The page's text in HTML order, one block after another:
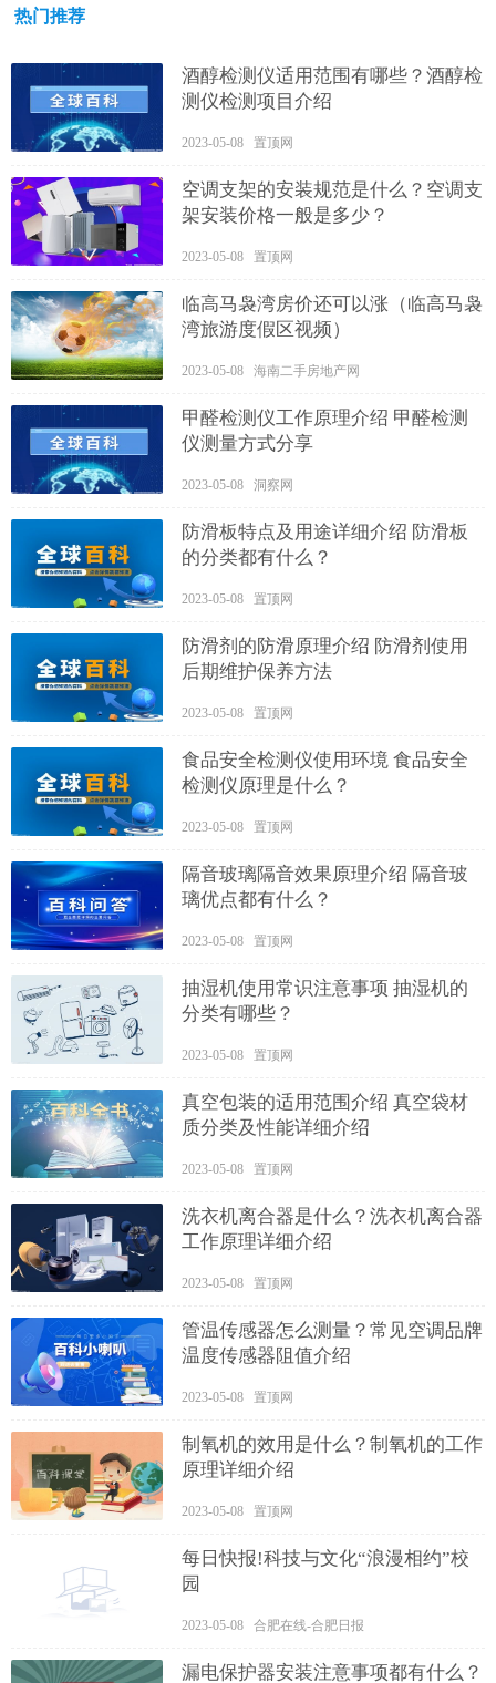
热门推荐
酒醇检测仪适用范围有哪些？酒醇检
测仪检测项目介绍
2023-05-08 置顶网
空调支架的安装规范是什么？空调支
架安装价格一般是多少？
2023-05-08 置顶网
临高马袅湾房价还可以涨（临高马袅
湾旅游度假区视频）
2023-05-08 海南二手房地产网
甲醛检测仪工作原理介绍 甲醛检测
仪测量方式分享
2023-05-08 洞察网
防滑板特点及用途详细介绍 防滑板
的分类都有什么？
2023-05-08 置顶网
防滑剂的防滑原理介绍 防滑剂使用
后期维护保养方法
2023-05-08 置顶网
食品安全检测仪使用环境 食品安全
检测仪原理是什么？
2023-05-08 置顶网
隔音玻璃隔音效果原理介绍 隔音玻
璃优点都有什么？
2023-05-08 置顶网
抽湿机使用常识注意事项 抽湿机的
分类有哪些？
2023-05-08 置顶网
真空包装的适用范围介绍 真空袋材
质分类及性能详细介绍
2023-05-08 置顶网
洗衣机离合器是什么？洗衣机离合器
工作原理详细介绍
2023-05-08 置顶网
管温传感器怎么测量？常见空调品牌
温度传感器阻值介绍
2023-05-08 置顶网
制氧机的效用是什么？制氧机的工作
原理详细介绍
2023-05-08 置顶网
每日快报!科技与文化“浪漫相约”校
园
2023-05-08 合肥在线-合肥日报
漏电保护器安装注意事项都有什么？